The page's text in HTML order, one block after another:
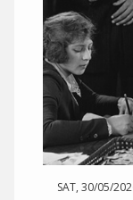
SAT, 30/05/